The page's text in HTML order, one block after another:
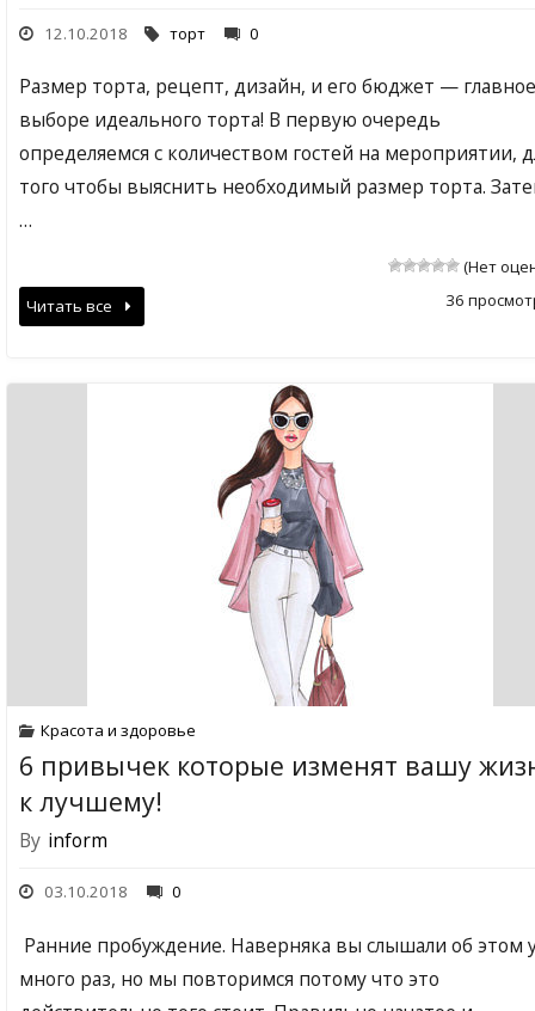
12.10.2018 торт 0
Размер торта, рецепт, дизайн, и его бюджет —
выборе идеального торта! В первую очередь
определяемся с количеством гостей на мероприятии,
того чтобы выяснить необходимый размер торта.
…
(Нет
36
Читать все
Красота и здоровье
6 привычек которые изменят вашу
к лучшему!
By inform
03.10.2018 0
Ранние пробуждение. Наверняка вы слышали об этом
много раз, но мы повторимся потому что это